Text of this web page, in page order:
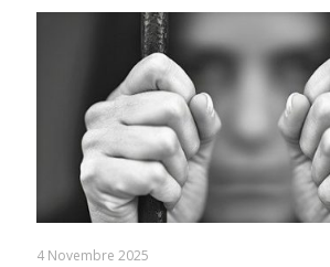
4 Novembre 2025